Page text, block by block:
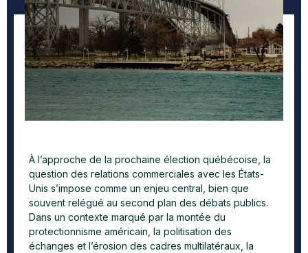
À l’approche de la prochaine élection québécoise, la
question des relations commerciales avec les États-
Unis s’impose comme un enjeu central, bien que
souvent relégué au second plan des débats publics.
Dans un contexte marqué par la montée du
protectionnisme américain, la politisation des
échanges et l’érosion des cadres multilatéraux, la